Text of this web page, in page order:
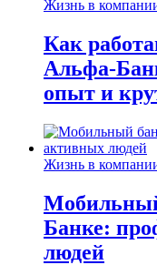
Жизнь в
Как
Альфа-
опыт и
Жизнь в
Банке:
людей